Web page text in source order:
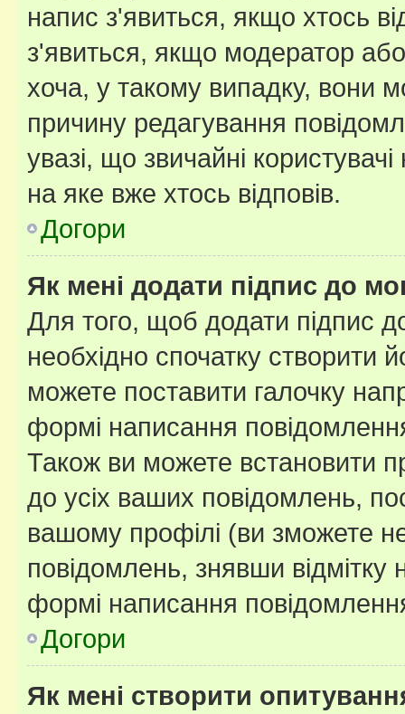
напис з'явиться, якщо хтось
з'явиться, якщо модератор
хоча, у такому випадку, вони
причину редагування
увазі, що звичайні
на яке вже хтось відповів.
Догори
Як мені додати підпис до
Для того, щоб додати підпис
необхідно спочатку створити
можете поставити галочку
формі написання
Також ви можете встановити
до усіх ваших повідомлень,
вашому профілі (ви зможете
повідомлень, знявши відмітку
формі написання
Догори
Як мені створити